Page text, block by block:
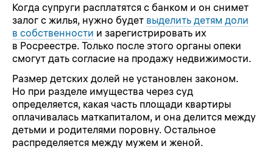
Когда супруги расплатятся с банком и он снимет
залог с жилья, нужно будет выделить детям доли
в собственности и зарегистрировать их
в Росреестре. Только после этого органы опеки
смогут дать согласие на продажу недвижимости.
Размер детских долей не установлен законом.
Но при разделе имущества через суд
определяется, какая часть площади квартиры
оплачивалась маткапиталом, и она делится между
детьми и родителями поровну. Остальное
распределяется между мужем и женой.